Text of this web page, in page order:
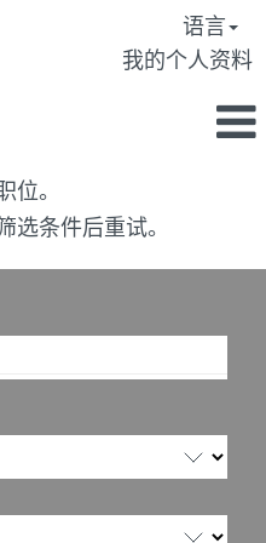
语言
我的个人资料
位。
选条件后重试。